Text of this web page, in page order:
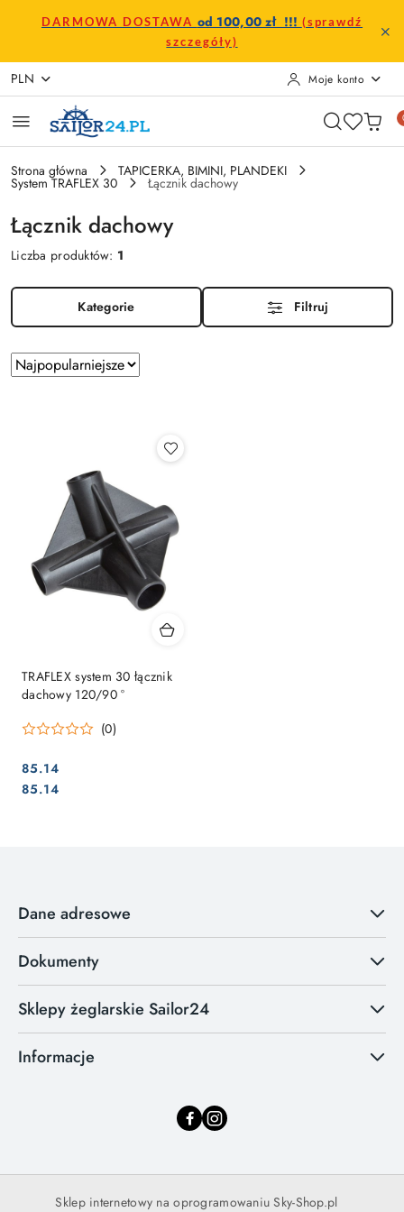
Przejdź do treści głównej
Przejdź do wyszukiwarki
Przejdź do moje konto
Przejdź do menu głównego
Przejdź do stopki
DARMOWA DOSTAWA od 100,00 zł !!! (sprawdź
szczegóły)
PLN Moje konto
Strona główna TAPICERKA, BIMINI, PLANDEKI
System TRAFLEX 30 Łącznik dachowy
Łącznik dachowy
Liczba produktów: 1
Kategorie Filtruj
Zastosowano
sortowanie:
Sortuj
według
TRAFLEX system 30 łącznik
dachowy 120/90 °
(0)
Cena:
85.14
Cena:
85.14
Dane adresowe
Dokumenty
Sklepy żeglarskie Sailor24
Informacje
Sklep internetowy na oprogramowaniu Sky-Shop.pl